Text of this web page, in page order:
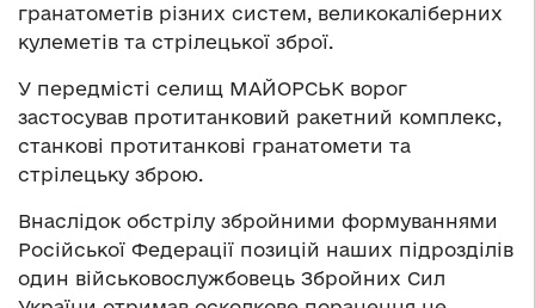
гранатометів різних систем, великокаліберних
кулеметів та стрілецької зброї.
У передмісті селищ МАЙОРСЬК ворог
застосував протитанковий ракетний комплекс,
станкові протитанкові гранатомети та
стрілецьку зброю.
Внаслідок обстрілу збройними формуваннями
Російської Федерації позицій наших підрозділів
один військовослужбовець Збройних Сил